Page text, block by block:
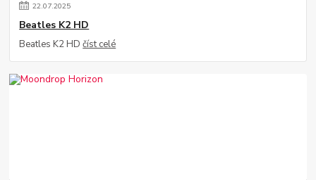
22.07.2025
Beatles K2 HD
Beatles K2 HDčíst celé